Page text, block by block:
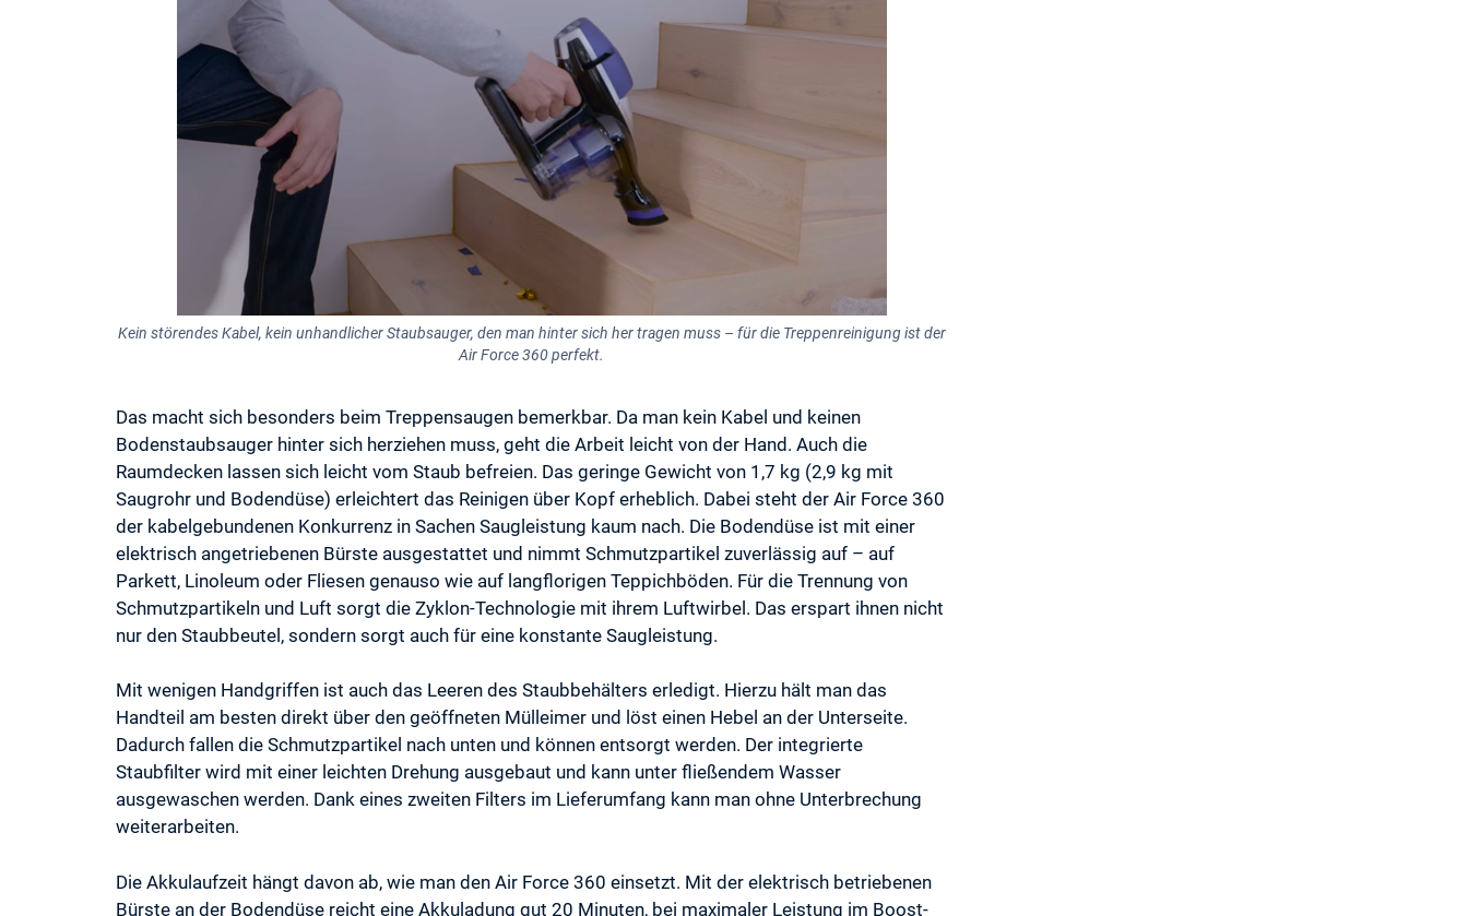
Kein störendes Kabel, kein unhandlicher Staubsauger, den man hinter sich her tragen muss – für die Treppenreinigung ist der
Air Force 360 perfekt.
Das macht sich besonders beim Treppensaugen bemerkbar. Da man kein Kabel und keinen
Bodenstaubsauger hinter sich herziehen muss, geht die Arbeit leicht von der Hand. Auch die
Raumdecken lassen sich leicht vom Staub befreien. Das geringe Gewicht von 1,7 kg (2,9 kg mit
Saugrohr und Bodendüse) erleichtert das Reinigen über Kopf erheblich. Dabei steht der Air Force 360
der kabelgebundenen Konkurrenz in Sachen Saugleistung kaum nach. Die Bodendüse ist mit einer
elektrisch angetriebenen Bürste ausgestattet und nimmt Schmutzpartikel zuverlässig auf – auf
Parkett, Linoleum oder Fliesen genauso wie auf langflorigen Teppichböden. Für die Trennung von
Schmutzpartikeln und Luft sorgt die Zyklon-Technologie mit ihrem Luftwirbel. Das erspart ihnen nicht
nur den Staubbeutel, sondern sorgt auch für eine konstante Saugleistung.
Mit wenigen Handgriffen ist auch das Leeren des Staubbehälters erledigt. Hierzu hält man das
Handteil am besten direkt über den geöffneten Mülleimer und löst einen Hebel an der Unterseite.
Dadurch fallen die Schmutzpartikel nach unten und können entsorgt werden. Der integrierte
Staubfilter wird mit einer leichten Drehung ausgebaut und kann unter fließendem Wasser
ausgewaschen werden. Dank eines zweiten Filters im Lieferumfang kann man ohne Unterbrechung
weiterarbeiten.
Die Akkulaufzeit hängt davon ab, wie man den Air Force 360 einsetzt. Mit der elektrisch betriebenen
Bürste an der Bodendüse reicht eine Akkuladung gut 20 Minuten, bei maximaler Leistung im Boost-